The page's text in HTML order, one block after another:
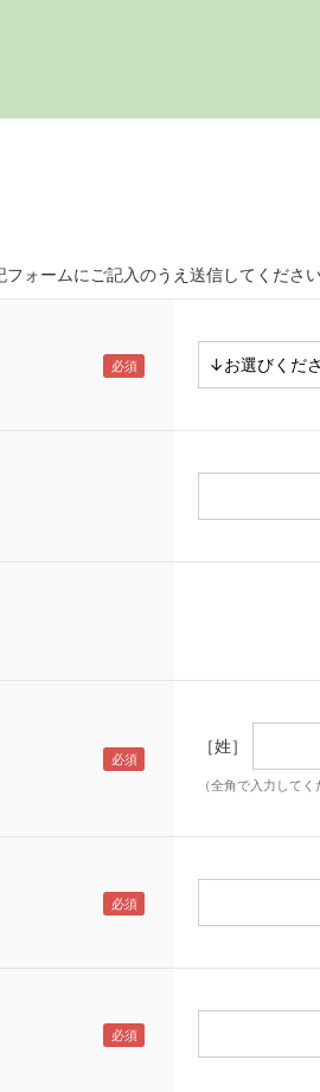
ォームにご記入のうえ送信してください
［姓］
（全角で入力してく